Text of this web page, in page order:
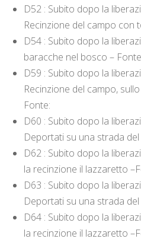
D52 : Subito dopo la
Recinzione del campo con
D54 : Subito dopo la
baracche nel bosco –
D59 : Subito dopo la
Recinzione del campo,
Fonte:
D60 : Subito dopo la
Deportati su una strada
D62 : Subito dopo la
la recinzione il lazzaretto
D63 : Subito dopo la
Deportati su una strada
D64 : Subito dopo la
la recinzione il lazzaretto